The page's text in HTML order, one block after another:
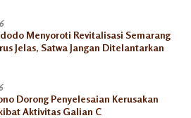
Menyoroti Revitalisasi Semarang
Jelas, Satwa Jangan Ditelantarkan
Dorong Penyelesaian Kerusakan
Aktivitas Galian C